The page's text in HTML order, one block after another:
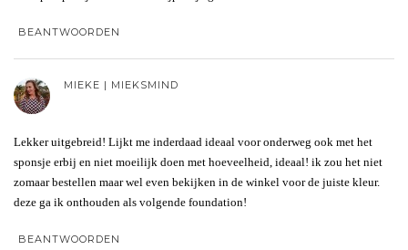
BEANTWOORDEN
MIEKE | MIEKSMIND
Lekker uitgebreid! Lijkt me inderdaad ideaal voor onderweg ook met het
sponsje erbij en niet moeilijk doen met hoeveelheid, ideaal! ik zou het niet
zomaar bestellen maar wel even bekijken in de winkel voor de juiste kleur.
deze ga ik onthouden als volgende foundation!
BEANTWOORDEN